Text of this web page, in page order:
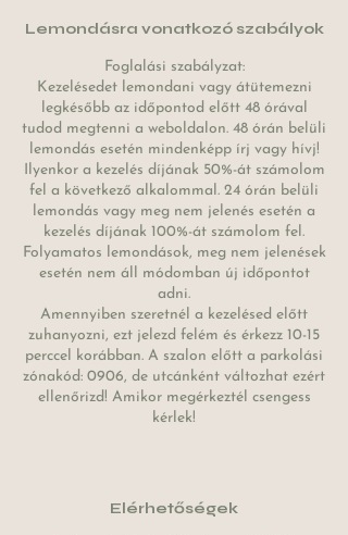
Lemondásra vonatkozó szabályok
Foglalási szabályzat:
Kezelésedet lemondani vagy átütemezni
legkésőbb az időpontod előtt 48 órával
tudod megtenni a weboldalon. 48 órán belüli
lemondás esetén mindenképp írj vagy hívj!
Ilyenkor a kezelés díjának 50%-át számolom
fel a következő alkalommal. 24 órán belüli
lemondás vagy meg nem jelenés esetén a
kezelés díjának 100%-át számolom fel.
Folyamatos lemondások, meg nem jelenések
esetén nem áll módomban új időpontot
adni.
Amennyiben szeretnél a kezelésed előtt
zuhanyozni, ezt jelezd felém és érkezz 10-15
perccel korábban. A szalon előtt a parkolási
zónakód: 0906, de utcánként változhat ezért
ellenőrizd! Amikor megérkeztél csengess
kérlek!
Elérhetőségek